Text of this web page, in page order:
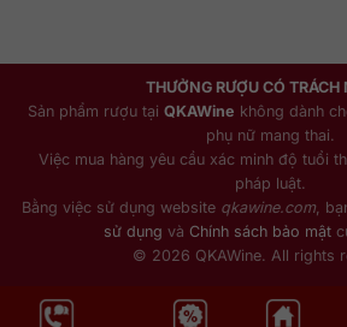
THƯỞNG RƯỢU CÓ TRÁCH
Sản phẩm rượu tại QKAWine không dành
phụ nữ mang thai.
Việc mua hàng yêu cầu xác minh độ tuổi
pháp luật.
Bằng việc sử dụng website qkawine.com ,
sử dụng và Chính sách bảo mật
© 2026 QKAWine. All rights